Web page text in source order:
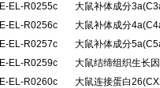
E-EL-R0255c
大鼠补体成分
E-EL-R0256c
大鼠补体成分
E-EL-R0257c
大鼠补体成分
E-EL-R0259c
大鼠结缔组织生长
E-EL-R0260c
大鼠连接蛋白